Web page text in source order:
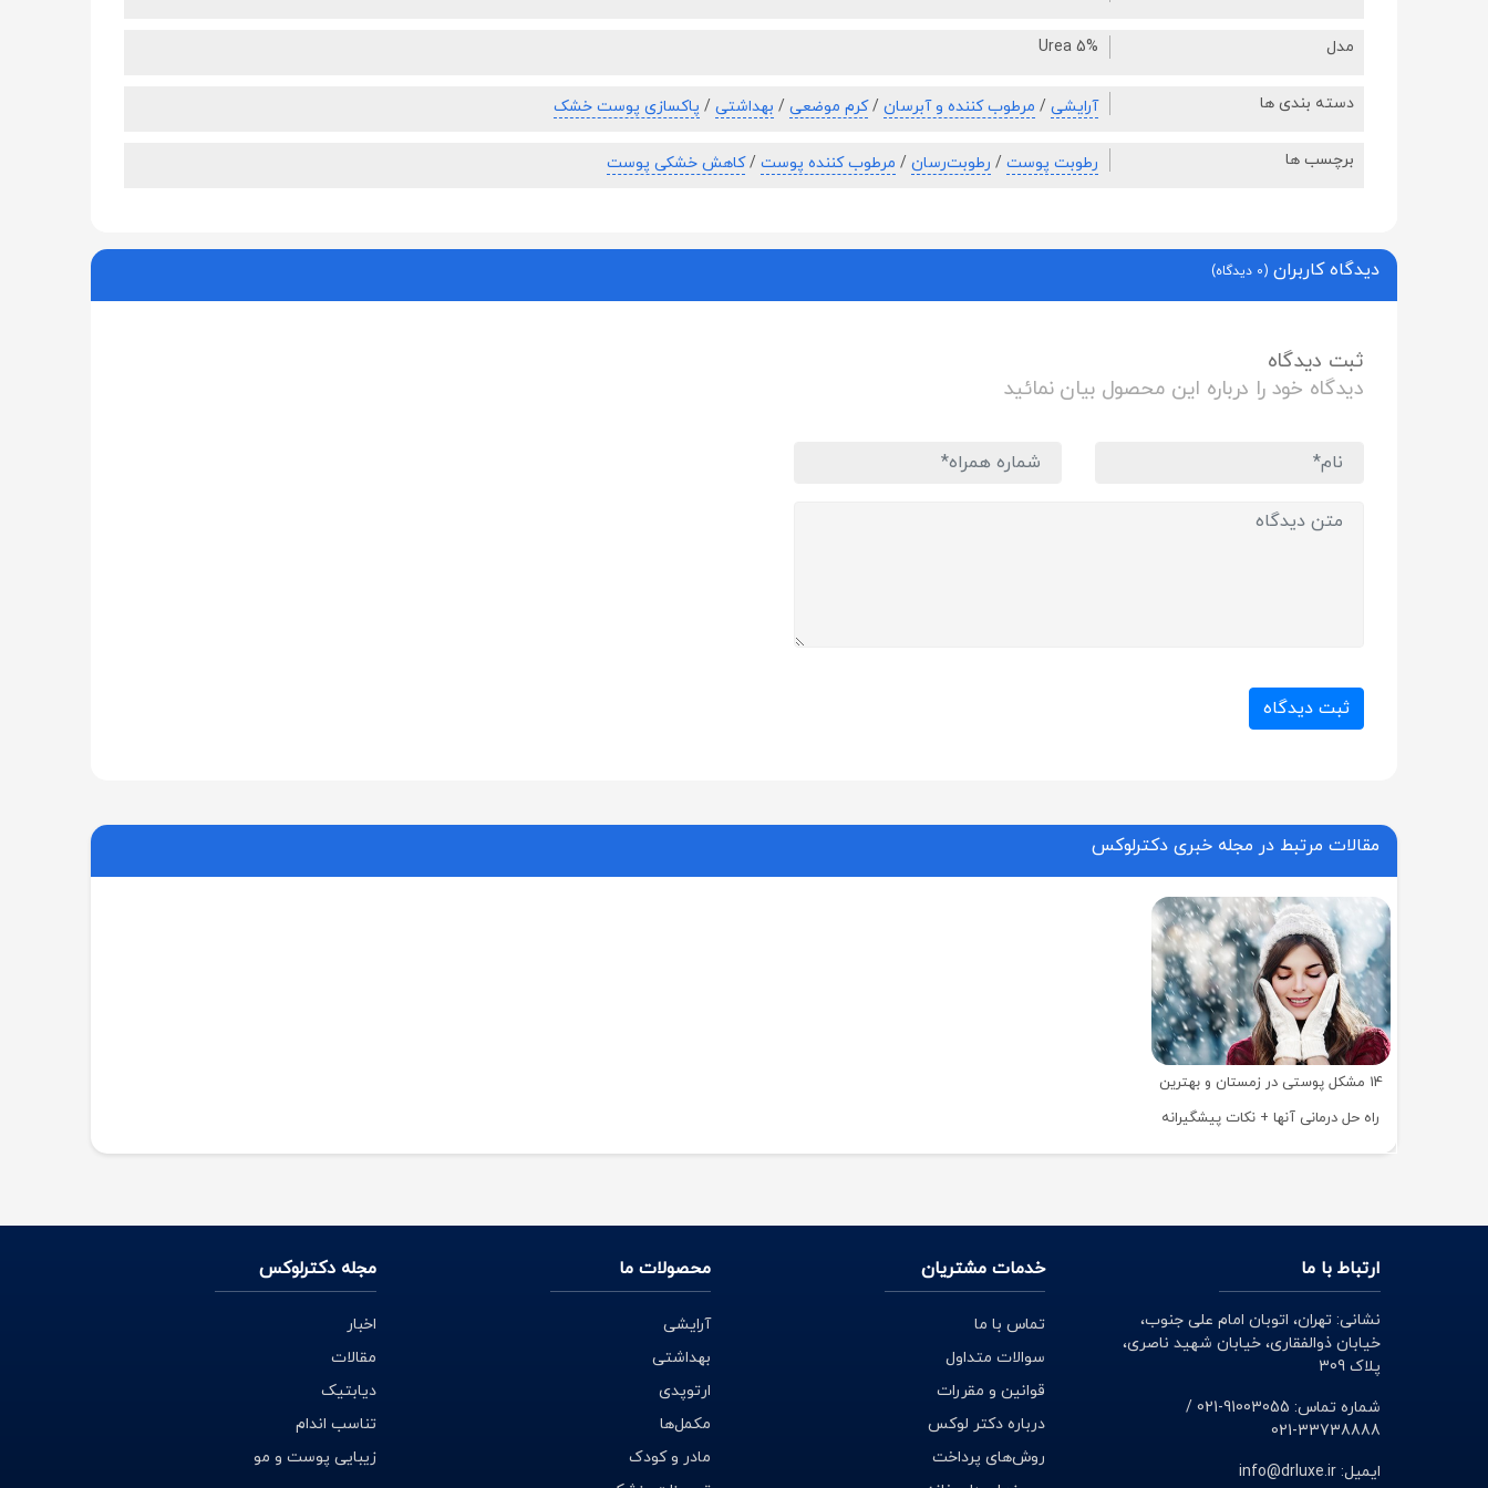
مدل Urea 5%
دسته بندی ها آرایشی / مرطوب کننده و آبرسان / کرم موضعی / بهداشتی / پاکسازی پوست خشک
برچسب ها رطوبت پوست / رطوبت‌رسان / مرطوب کننده پوست / کاهش خشکی پوست
دیدگاه کاربران(0 دیدگاه)
ثبت دیدگاه
دیدگاه خود را درباره این محصول بیان نمائید
ثبت دیدگاه
مقالات مرتبط در مجله خبری دکترلوکس
14 مشکل پوستی در زمستان و بهترین
راه حل درمانی آنها + نکات پیشگیرانه
ارتباط با ما
نشانی: تهران، اتوبان امام علی جنوب،
خیابان ذوالفقاری، خیابان شهید ناصری،
پلاک 309
شماره تماس: 91003055-021 /
33738888-021
ایمیل: info@drluxe.ir
خدمات مشتریان
تماس با ما
سوالات متداول
قوانین و مقررات
درباره دکتر لوکس
روش‌های پرداخت
محصولات ما
آرایشی
بهداشتی
ارتوپدی
مکمل‌ها
مادر و کودک
مجله دکترلوکس
اخبار
مقالات
دیابتیک
تناسب اندام
زیبایی پوست و مو